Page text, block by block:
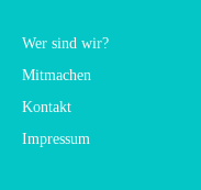
Wer sind wir?
Mitmachen
Kontakt
Impressum